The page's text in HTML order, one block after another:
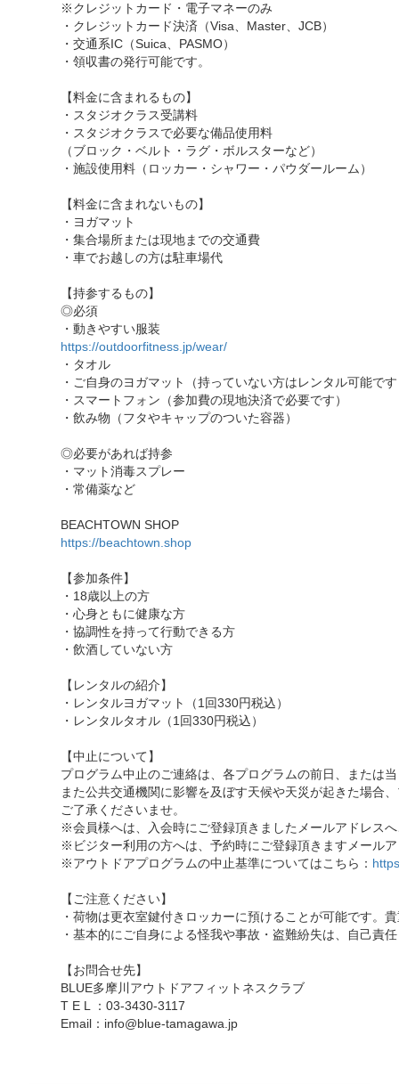
※クレジットカード・電子マネーのみ
・クレジットカード決済（Visa、Master、JCB）
・交通系IC（Suica、PASMO）
・領収書の発行可能です。
【料金に含まれるもの】
・スタジオクラス受講料
・スタジオクラスで必要な備品使用料
（ブロック・ベルト・ラグ・ボルスターなど）
・施設使用料（ロッカー・シャワー・パウダールーム）
【料金に含まれないもの】
・ヨガマット
・集合場所または現地までの交通費
・車でお越しの方は駐車場代
【持参するもの】
◎必須
・動きやすい服装
https://outdoorfitness.jp/wear/
・タオル
・ご自身のヨガマット（持っていない方はレンタル可能で
・スマートフォン（参加費の現地決済で必要です）
・飲み物（フタやキャップのついた容器）
◎必要があれば持参
・マット消毒スプレー
・常備薬など
BEACHTOWN SHOP
https://beachtown.shop
【参加条件】
・18歳以上の方
・心身ともに健康な方
・協調性を持って行動できる方
・飲酒していない方
【レンタルの紹介】
・レンタルヨガマット（1回330円税込）
・レンタルタオル（1回330円税込）
【中止について】
プログラム中止のご連絡は、各プログラムの前日、または
また公共交通機関に影響を及ぼす天候や天災が起きた場合
ご了承くださいませ。
※会員様へは、入会時にご登録頂きましたメールアドレス
※ビジター利用の方へは、予約時にご登録頂きますメール
※アウトドアプログラムの中止基準についてはこちら：
【ご注意ください】
・荷物は更衣室鍵付きロッカーに預けることが可能です。
・基本的にご自身による怪我や事故・盗難紛失は、自己責
【お問合せ先】
BLUE多摩川アウトドアフィットネスクラブ
T E L ：03-3430-3117
Email：info@blue-tamagawa.jp